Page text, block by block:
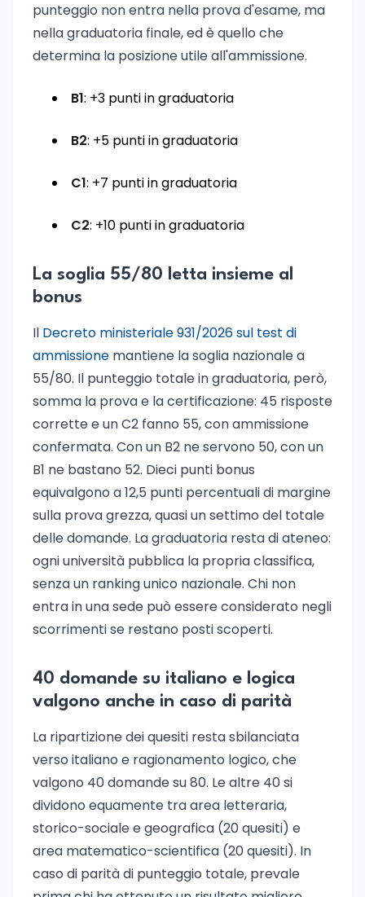
punteggio non entra nella prova d'esame, ma
nella graduatoria finale, ed è quello che
determina la posizione utile all'ammissione.
B1: +3 punti in graduatoria
B2: +5 punti in graduatoria
C1: +7 punti in graduatoria
C2: +10 punti in graduatoria
La soglia 55/80 letta insieme al
bonus
Il Decreto ministeriale 931/2026 sul test di
ammissione mantiene la soglia nazionale a
55/80. Il punteggio totale in graduatoria, però,
somma la prova e la certificazione: 45 risposte
corrette e un C2 fanno 55, con ammissione
confermata. Con un B2 ne servono 50, con un
B1 ne bastano 52. Dieci punti bonus
equivalgono a 12,5 punti percentuali di margine
sulla prova grezza, quasi un settimo del totale
delle domande. La graduatoria resta di ateneo:
ogni università pubblica la propria classifica,
senza un ranking unico nazionale. Chi non
entra in una sede può essere considerato negli
scorrimenti se restano posti scoperti.
40 domande su italiano e logica
valgono anche in caso di parità
La ripartizione dei quesiti resta sbilanciata
verso italiano e ragionamento logico, che
valgono 40 domande su 80. Le altre 40 si
dividono equamente tra area letteraria,
storico-sociale e geografica (20 quesiti) e
area matematico-scientifica (20 quesiti). In
caso di parità di punteggio totale, prevale